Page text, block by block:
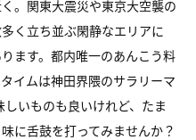
。関東大震災や東京大空襲の
く立ち並ぶ閑静なエリアに
ます。都内唯一のあんこう料
イムは神田界隈のサラリーマ
いものも良いけれど、たま
に舌鼓を打ってみませんか？